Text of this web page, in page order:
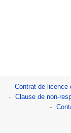
Contrat de licence
Clause de non-